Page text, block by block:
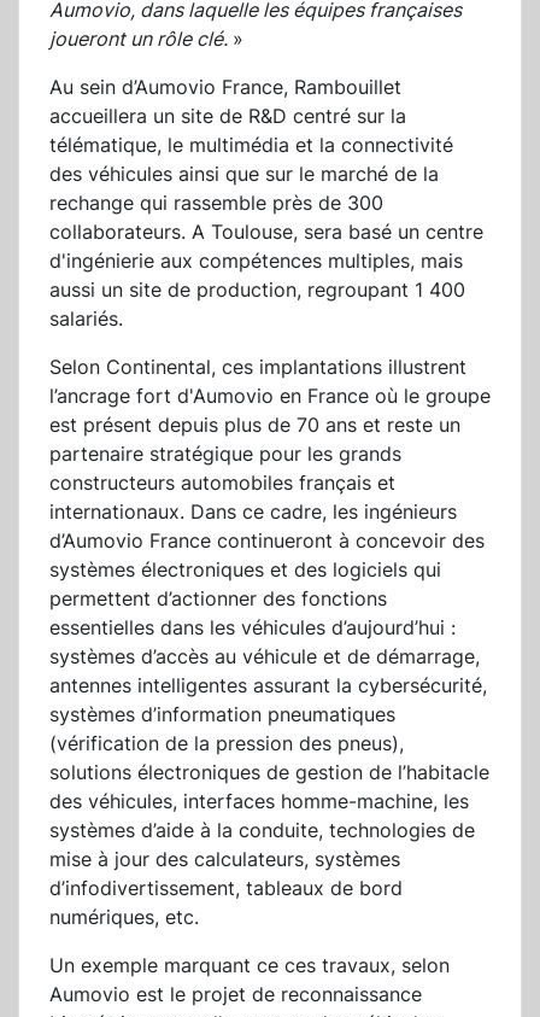
Aumovio, dans laquelle les équipes françaises
joueront un rôle clé. »
Au sein d’Aumovio France, Rambouillet
accueillera un site de R&D centré sur la
télématique, le multimédia et la connectivité
des véhicules ainsi que sur le marché de la
rechange qui rassemble près de 300
collaborateurs. A Toulouse, sera basé un centre
d'ingénierie aux compétences multiples, mais
aussi un site de production, regroupant 1 400
salariés.
Selon Continental, ces implantations illustrent
l’ancrage fort d'Aumovio en France où le groupe
est présent depuis plus de 70 ans et reste un
partenaire stratégique pour les grands
constructeurs automobiles français et
internationaux. Dans ce cadre, les ingénieurs
d’Aumovio France continueront à concevoir des
systèmes électroniques et des logiciels qui
permettent d’actionner des fonctions
essentielles dans les véhicules d’aujourd’hui :
systèmes d’accès au véhicule et de démarrage,
antennes intelligentes assurant la cybersécurité,
systèmes d’information pneumatiques
(vérification de la pression des pneus),
solutions électroniques de gestion de l’habitacle
des véhicules, interfaces homme-machine, les
systèmes d’aide à la conduite, technologies de
mise à jour des calculateurs, systèmes
d’infodivertissement, tableaux de bord
numériques, etc.
Un exemple marquant ce ces travaux, selon
Aumovio est le projet de reconnaissance